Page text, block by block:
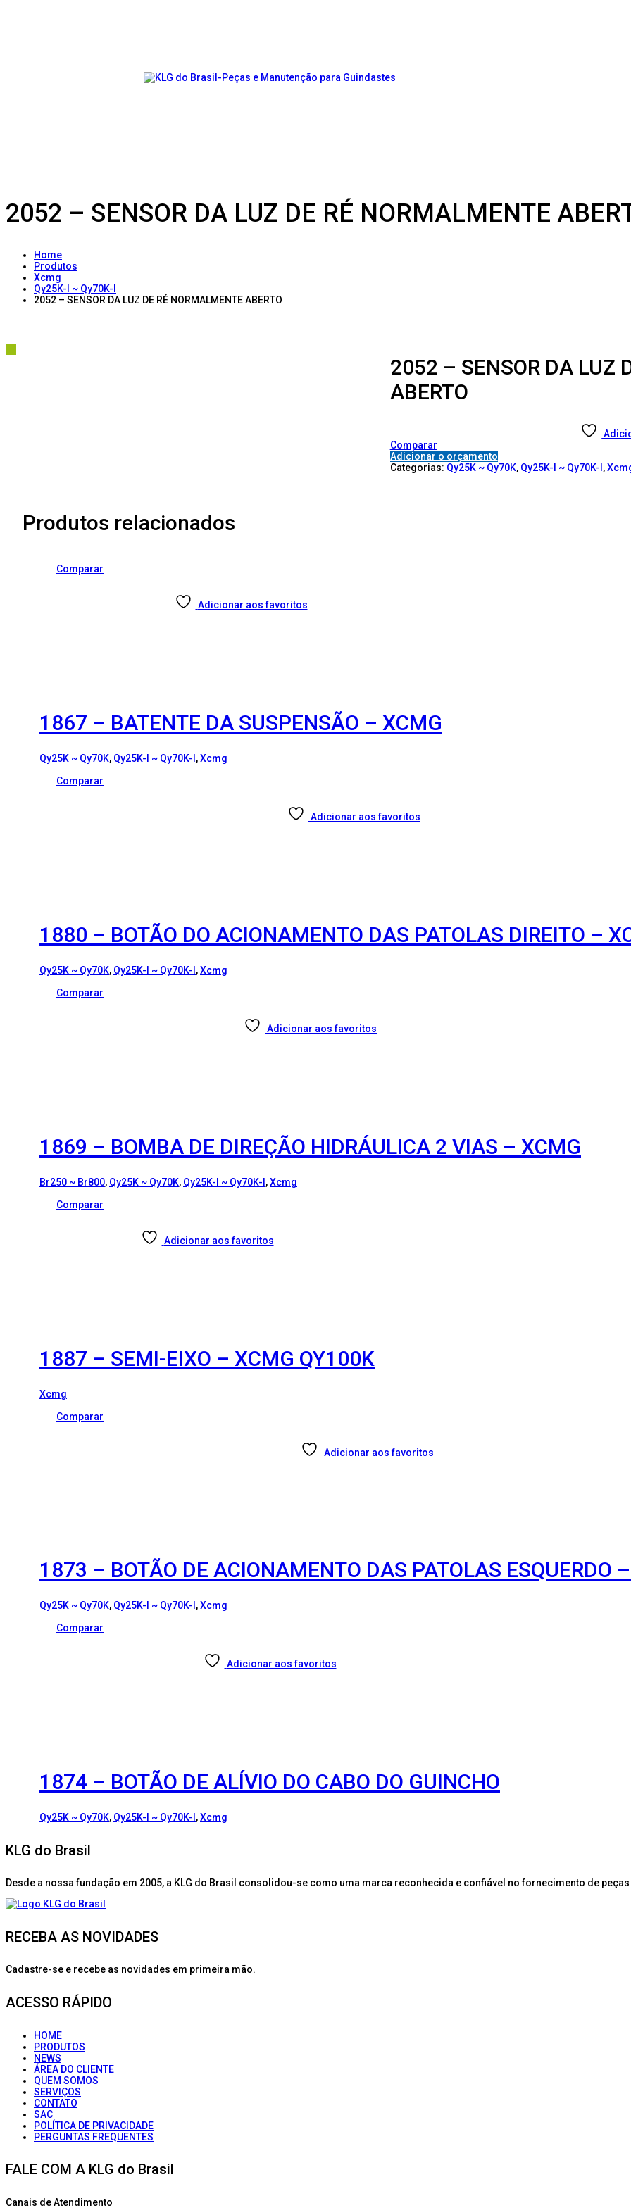
2052 – SENSOR DA LUZ DE RÉ NORMALMENTE
Home
Produtos
Xcmg
Qy25K-I ~ Qy70K-I
2052 – SENSOR DA LUZ DE RÉ NORMALMENTE ABERTO
2052 – SENSOR DA LUZ
ABERTO
Comparar
Adicionar o orçamento
Categorias: Qy25K ~ Qy70K, Qy25K-I ~ Qy70K-I ,
Produtos relacionados
Comparar
Adicionar aos favoritos
1867 – BATENTE DA SUSPENSÃO – XCMG
Qy25K ~ Qy70K, Qy25K-I ~ Qy70K-I ,Xcmg
Comparar
Adicionar aos favoritos
1880 – BOTÃO DO ACIONAMENTO DAS PATOLAS DIREITO –
Qy25K ~ Qy70K, Qy25K-I ~ Qy70K-I ,Xcmg
Comparar
Adicionar aos favoritos
1869 – BOMBA DE DIREÇÃO HIDRÁULICA 2 VIAS – XCMG
Br250 ~ Br800, Qy25K ~ Qy70K, Qy25K-I ~ Qy70K-I ,Xcmg
Comparar
Adicionar aos favoritos
1887 – SEMI-EIXO – XCMG QY100K
Xcmg
Comparar
Adicionar aos favoritos
1873 – BOTÃO DE ACIONAMENTO DAS PATOLAS ESQUERDO
Qy25K ~ Qy70K, Qy25K-I ~ Qy70K-I ,Xcmg
Comparar
Adicionar aos favoritos
1874 – BOTÃO DE ALÍVIO DO CABO DO GUINCHO
Qy25K ~ Qy70K, Qy25K-I ~ Qy70K-I ,Xcmg
KLG do Brasil
Desde a nossa fundação em 2005, a KLG do Brasil consolidou-se como uma marca reconhecida e confiável no fornecimento de
RECEBA AS NOVIDADES
Cadastre-se e recebe as novidades em primeira mão.
ACESSO RÁPIDO
HOME
PRODUTOS
NEWS
ÁREA DO CLIENTE
QUEM SOMOS
SERVIÇOS
CONTATO
SAC
POLÍTICA DE PRIVACIDADE
PERGUNTAS FREQUENTES
FALE COM A KLG do Brasil
Canais de Atendimento